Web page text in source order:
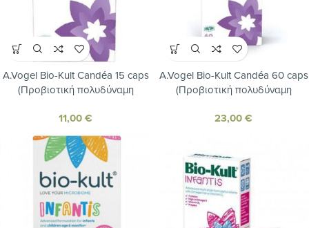
A.Vogel Bio-Kult Candéa 15 caps
(Προβιοτική πολυδύναμη
υπερανάπτυξης του μύκητα
“Candida”)
11,00€
A.Vogel Bio-Kult Candéa 60 caps
(Προβιοτική πολυδύναμη
υπερανάπτυξης του μύκητα
23,00€